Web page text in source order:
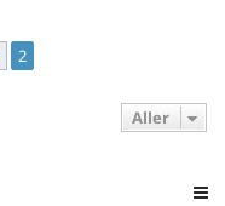
2
Aller